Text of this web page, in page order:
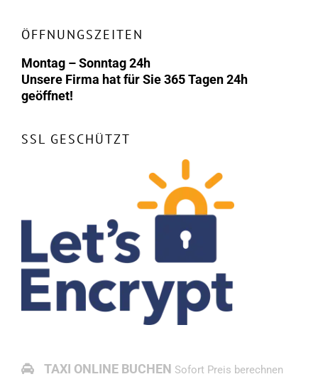
ÖFFNUNGSZEITEN
Montag – Sonntag 24h
Unsere Firma hat für Sie 365 Tagen 24h
geöffnet!
SSL GESCHÜTZT
TAXI ONLINE BUCHEN Sofort Preis berechnen